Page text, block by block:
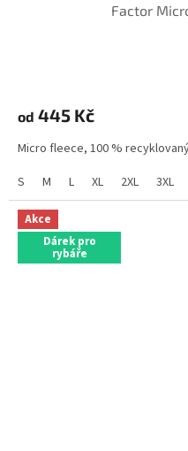
Factor
od 445 Kč
Micro fleece, 100 %
S
M L XL 2XL 3XL
Akce
Dárek pro
rybáře